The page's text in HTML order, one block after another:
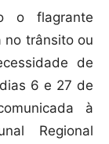
o flagrante
no trânsito ou
de
6 e 27 de
à
Regional